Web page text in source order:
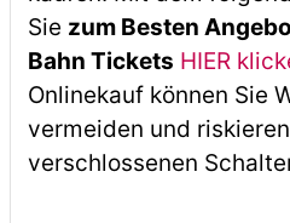
Sie zum Besten
Bahn Tickets HIER
Onlinekauf können Sie
vermeiden und
verschlossenen